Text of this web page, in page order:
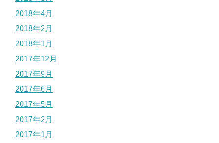
2018年4月
2018年2月
2018年1月
2017年12月
2017年9月
2017年6月
2017年5月
2017年2月
2017年1月